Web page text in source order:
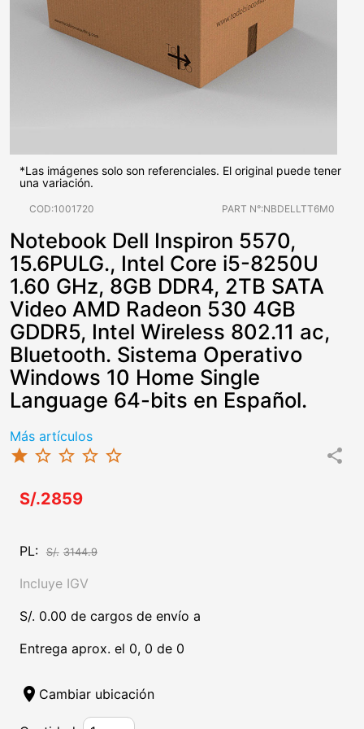
*Las imágenes solo son referenciales. El original puede tener
una variación.
COD:1001720 PART N°:NBDELLTT6M0
Notebook Dell Inspiron 5570,
15.6PULG., Intel Core i5-8250U
1.60 GHz, 8GB DDR4, 2TB SATA
Video AMD Radeon 530 4GB
GDDR5, Intel Wireless 802.11 ac,
Bluetooth. Sistema Operativo
Windows 10 Home Single
Language 64-bits en Español.
Más artículos
star star_border star_border star_border star_border share
S/.2859
PL: S/. 3144.9
Incluye IGV
S/. 0.00 de cargos de envío a
Entrega aprox. el 0, 0 de 0
location_on Cambiar ubicación